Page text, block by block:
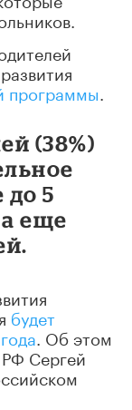
программы
(38%)
до 5
еще
будет
. Об этом
Сергей